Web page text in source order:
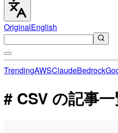
OriginalEnglish
TrendingAWSClaudeBedrock
# CSV の記事